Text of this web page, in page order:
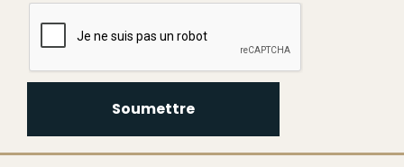
Soumettre